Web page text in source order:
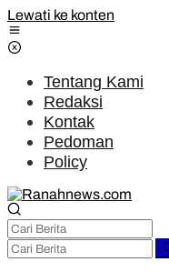
Lewati ke konten
Tentang Kami
Redaksi
Kontak
Pedoman
Policy